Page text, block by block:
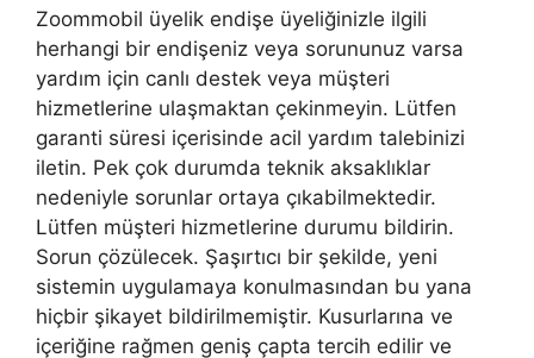
Zoommobil üyelik endişe üyeliğinizle ilgili
herhangi bir endişeniz veya sorununuz varsa
yardım için canlı destek veya müşteri
hizmetlerine ulaşmaktan çekinmeyin. Lütfen
garanti süresi içerisinde acil yardım talebinizi
iletin. Pek çok durumda teknik aksaklıklar
nedeniyle sorunlar ortaya çıkabilmektedir.
Lütfen müşteri hizmetlerine durumu bildirin.
Sorun çözülecek. Şaşırtıcı bir şekilde, yeni
sistemin uygulamaya konulmasından bu yana
hiçbir şikayet bildirilmemiştir. Kusurlarına ve
içeriğine rağmen geniş çapta tercih edilir ve